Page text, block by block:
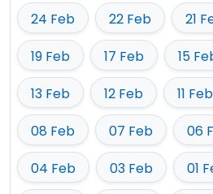
24 Feb
22 Feb 21
19 Feb
17 Feb 15
13 Feb
12 Feb 11 Feb
08 Feb
07 Feb 06
04 Feb
03 Feb 01